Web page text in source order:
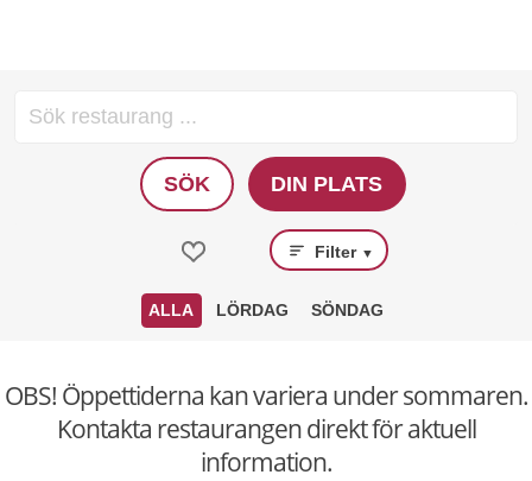
SÖK DIN PLATS
Filter ▼
ALLA LÖRDAG SÖNDAG
OBS! Öppettiderna kan variera under sommaren.
Kontakta restaurangen direkt för aktuell
information.